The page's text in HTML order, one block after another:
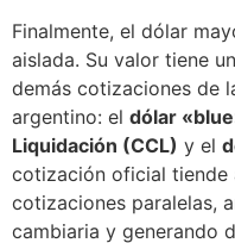
Finalmente, el dólar
aislada. Su valor tiene
demás cotizaciones de
argentino: el dólar
Liquidación (CCL) y el
cotización oficial tiende
cotizaciones paralelas,
cambiaria y generando